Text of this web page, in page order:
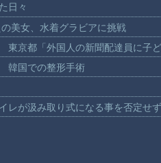
日々
美女、水着グラビアに挑戦
京都「外国人の新聞配達員に子
韓国での整形手術
レが汲み取り式になる事を否定せ